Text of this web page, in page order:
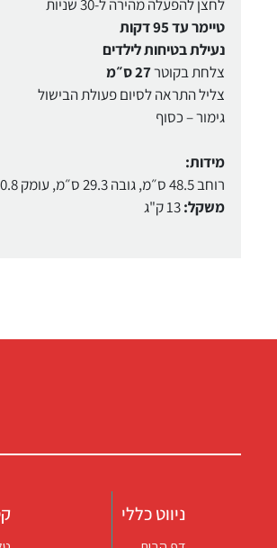
לחצן להפעלה מהירה ל-30 שניות
טיימר עד 95 דקות
נעילת בטיחות לילדים
צלחת בקוטר27 ס״מ
צליל התראה לסיום פעולת הבישול
גימור – כסוף
מידות:
רוחב 48.5 ס״מ, גובה 29.3 ס״מ, עומק 40.8 ס״מ
משקל:13 ק"ג
ניווט כללי